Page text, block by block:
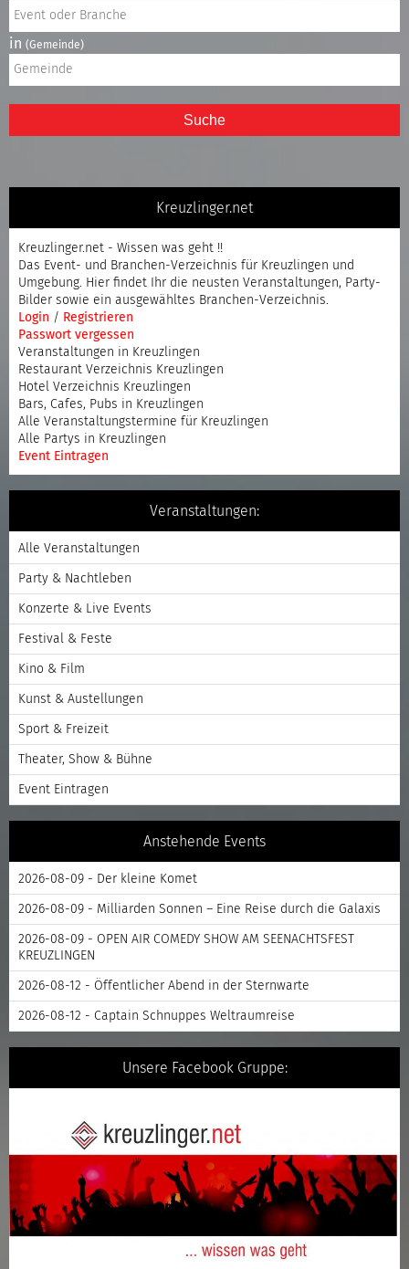
in (Gemeinde)
Suche
Kreuzlinger.net
Kreuzlinger.net - Wissen was geht !!
Das Event- und Branchen-Verzeichnis für Kreuzlingen und
Umgebung. Hier findet Ihr die neusten Veranstaltungen, Party-
Bilder sowie ein ausgewähltes Branchen-Verzeichnis.
Login / Registrieren
Passwort vergessen
Veranstaltungen in Kreuzlingen
Restaurant Verzeichnis Kreuzlingen
Hotel Verzeichnis Kreuzlingen
Bars, Cafes, Pubs in Kreuzlingen
Alle Veranstaltungstermine für Kreuzlingen
Alle Partys in Kreuzlingen
Event Eintragen
Veranstaltungen:
Alle Veranstaltungen
Party & Nachtleben
Konzerte & Live Events
Festival & Feste
Kino & Film
Kunst & Austellungen
Sport & Freizeit
Theater, Show & Bühne
Event Eintragen
Anstehende Events
2026-08-09 - Der kleine Komet
2026-08-09 - Milliarden Sonnen – Eine Reise durch die Galaxis
2026-08-09 - OPEN AIR COMEDY SHOW AM SEENACHTSFEST
KREUZLINGEN
2026-08-12 - Öffentlicher Abend in der Sternwarte
2026-08-12 - Captain Schnuppes Weltraumreise
Unsere Facebook Gruppe: